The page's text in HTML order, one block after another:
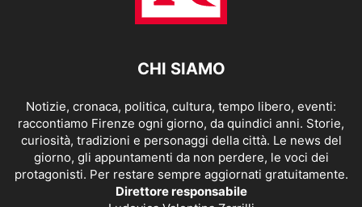
CHI SIAMO
Notizie, cronaca, politica, cultura, tempo libero, eventi:
raccontiamo Firenze ogni giorno, da quindici anni. Storie,
curiosità, tradizioni e personaggi della città. Le news del
giorno, gli appuntamenti da non perdere, le voci dei
protagonisti. Per restare sempre aggiornati gratuitamente.
Direttore responsabile